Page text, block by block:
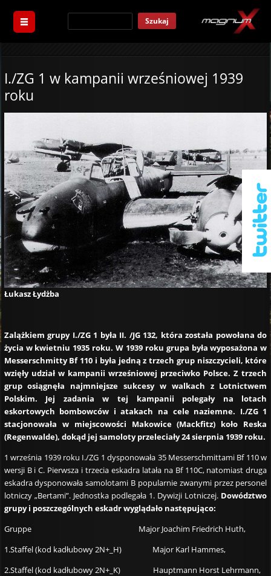
Szukaj
I./ZG 1 w kampanii wrześniowej 1939
roku
Łukasz Łydżba
Zalążkiem grupy I./ZG 1 była II. /JG 132, która została powołana do
życia w kwietniu 1935 roku. W 1939 roku grupa była wyposażona w
Messerschmitty Bf 110 i była jedną z trzech grup niszczycieli, które
wzięły udział w kampanii wrześniowej przeciwko Polsce. Z trzech
grup osiągnęła najmniejsze sukcesy w walkach z Lotnictwem
Polskim. Jej zadania w tej kampanii polegały na lotach
eskortowych bombowców i atakach na cele naziemne. I./ZG 1
stacjonowała w miejscowości Makowice (Mackfitz) koło Reska
(Regenwalde), dokąd jej samoloty przeleciały 24 sierpnia 1939 roku.
1 września 1939 roku I./ZG 1 dysponowała 35 Messerschmittami Bf 110 w
wersji B i C. Pierwsza i trzecia eskadra latała na Bf 110C, natomiast druga
eskadra dysponowała samolotami B popularnie zwanymi przez personel
lotniczy „Bertami”. Jednostka podlegała 1. Dywizji Lotniczej. Dowództwo
grupy i poszczególnych eskadr wyglądało następująco:
Gruppe Major Joachim Friedrich Huth,
1.Staffel (kod kadłubowy 2N+_H) Major Karl Hammes,
2.Staffel (kod kadłubowy 2N+_K) Hauptmann Horst Lehrmann,